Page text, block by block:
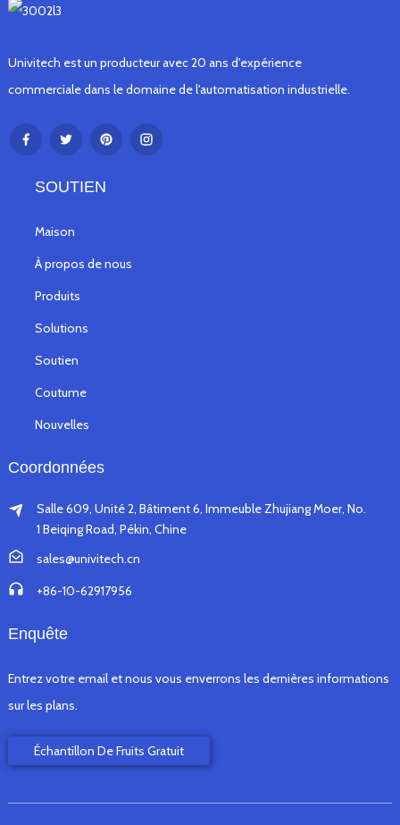
Univitech est un producteur avec 20 ans d'expérience
commerciale dans le domaine de l'automatisation industrielle.
SOUTIEN
Maison
À propos de nous
Produits
Solutions
Soutien
Coutume
Nouvelles
Coordonnées
Salle 609, Unité 2, Bâtiment 6, Immeuble Zhujiang Moer, No.
1 Beiqing Road, Pékin, Chine
sales@univitech.cn
+86-10-62917956
Enquête
Entrez votre email et nous vous enverrons les dernières informations
sur les plans.
Échantillon De Fruits Gratuit